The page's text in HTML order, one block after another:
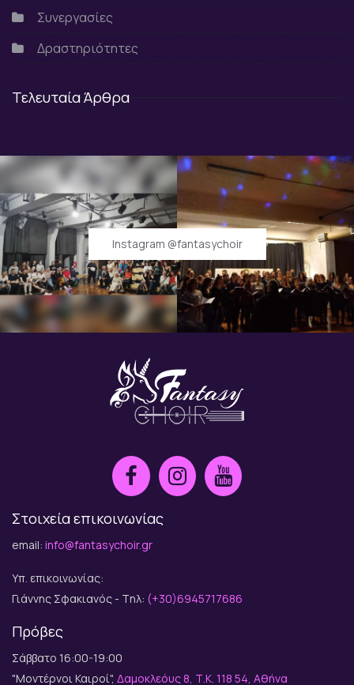
Συνεργασίες
Δραστηριότητες
Τελευταία Άρθρα
Instagram @fantasychoir
Στοιχεία επικοινωνίας
email: info@fantasychoir.gr
Υπ. επικοινωνίας:
Γιάννης Σφακιανός - Tηλ: (+30)6945717686
Πρόβες
Σάββατο 16:00-19:00
"Μοντέρνοι Καιροί", Δαμοκλεόυς 8, Τ.Κ. 118 54, Αθήνα